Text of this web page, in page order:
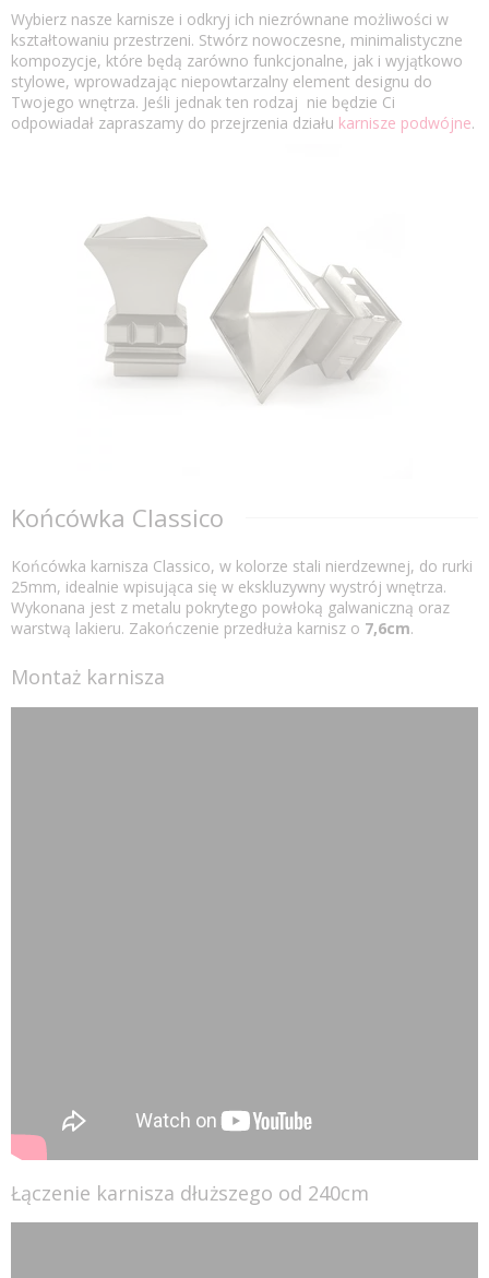
Wybierz nasze karnisze i odkryj ich niezrównane możliwości w
kształtowaniu przestrzeni. Stwórz nowoczesne, minimalistyczne
kompozycje, które będą zarówno funkcjonalne, jak i wyjątkowo
stylowe, wprowadzając niepowtarzalny element designu do
Twojego wnętrza. Jeśli jednak ten rodzaj nie będzie Ci
odpowiadał zapraszamy do przejrzenia działu karnisze podwójne.
Końcówka Classico
Końcówka karnisza Classico, w kolorze stali nierdzewnej, do rurki
25mm, idealnie wpisująca się w ekskluzywny wystrój wnętrza.
Wykonana jest z metalu pokrytego powłoką galwaniczną oraz
warstwą lakieru. Zakończenie przedłuża karnisz o 7,6cm.
Montaż karnisza
Łączenie karnisza dłuższego od 240cm